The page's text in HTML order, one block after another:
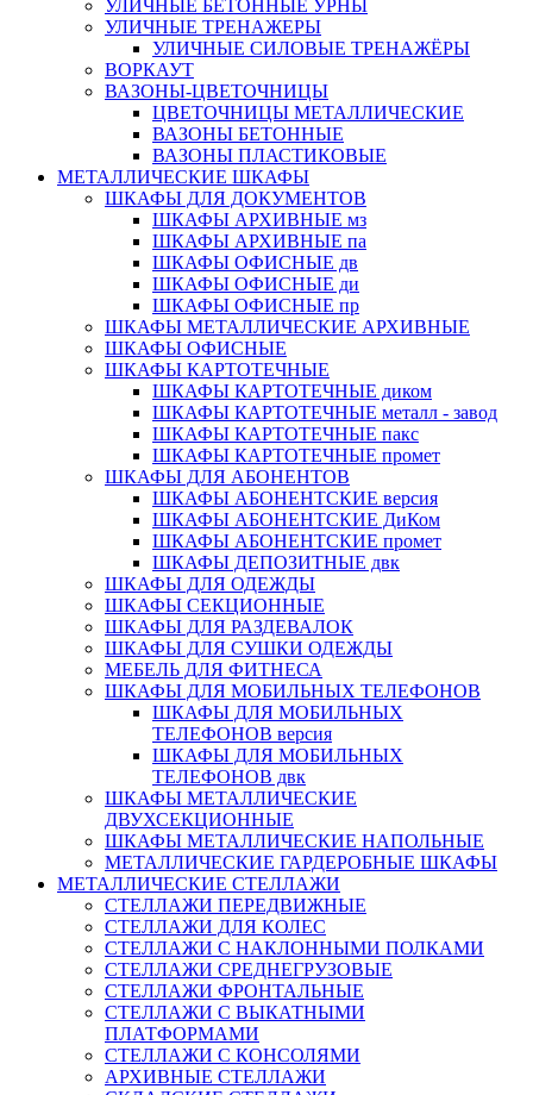
УЛИЧНЫЕ БЕТОННЫЕ УРНЫ
УЛИЧНЫЕ ТРЕНАЖЕРЫ
УЛИЧНЫЕ СИЛОВЫЕ ТРЕНАЖЁРЫ
ВОРКАУТ
ВАЗОНЫ-ЦВЕТОЧНИЦЫ
ЦВЕТОЧНИЦЫ МЕТАЛЛИЧЕСКИЕ
ВАЗОНЫ БЕТОННЫЕ
ВАЗОНЫ ПЛАСТИКОВЫЕ
МЕТАЛЛИЧЕСКИЕ ШКАФЫ
ШКАФЫ ДЛЯ ДОКУМЕНТОВ
ШКАФЫ АРХИВНЫЕ мз
ШКАФЫ АРХИВНЫЕ па
ШКАФЫ ОФИСНЫЕ дв
ШКАФЫ ОФИСНЫЕ ди
ШКАФЫ ОФИСНЫЕ пр
ШКАФЫ МЕТАЛЛИЧЕСКИЕ АРХИВНЫЕ
ШКАФЫ ОФИСНЫЕ
ШКАФЫ КАРТОТЕЧНЫЕ
ШКАФЫ КАРТОТЕЧНЫЕ диком
ШКАФЫ КАРТОТЕЧНЫЕ металл - завод
ШКАФЫ КАРТОТЕЧНЫЕ пакс
ШКАФЫ КАРТОТЕЧНЫЕ промет
ШКАФЫ ДЛЯ АБОНЕНТОВ
ШКАФЫ АБОНЕНТСКИЕ версия
ШКАФЫ АБОНЕНТСКИЕ ДиКом
ШКАФЫ АБОНЕНТСКИЕ промет
ШКАФЫ ДЕПОЗИТНЫЕ двк
ШКАФЫ ДЛЯ ОДЕЖДЫ
ШКАФЫ СЕКЦИОННЫЕ
ШКАФЫ ДЛЯ РАЗДЕВАЛОК
ШКАФЫ ДЛЯ СУШКИ ОДЕЖДЫ
МЕБЕЛЬ ДЛЯ ФИТНЕСА
ШКАФЫ ДЛЯ МОБИЛЬНЫХ ТЕЛЕФОНОВ
ШКАФЫ ДЛЯ МОБИЛЬНЫХ
ТЕЛЕФОНОВ версия
ШКАФЫ ДЛЯ МОБИЛЬНЫХ
ТЕЛЕФОНОВ двк
ШКАФЫ МЕТАЛЛИЧЕСКИЕ
ДВУХСЕКЦИОННЫЕ
ШКАФЫ МЕТАЛЛИЧЕСКИЕ НАПОЛЬНЫЕ
МЕТАЛЛИЧЕСКИЕ ГАРДЕРОБНЫЕ ШКАФЫ
МЕТАЛЛИЧЕСКИЕ СТЕЛЛАЖИ
СТЕЛЛАЖИ ПЕРЕДВИЖНЫЕ
СТЕЛЛАЖИ ДЛЯ КОЛЕС
СТЕЛЛАЖИ С НАКЛОННЫМИ ПОЛКАМИ
СТЕЛЛАЖИ СРЕДНЕГРУЗОВЫЕ
СТЕЛЛАЖИ ФРОНТАЛЬНЫЕ
СТЕЛЛАЖИ С ВЫКАТНЫМИ
ПЛАТФОРМАМИ
СТЕЛЛАЖИ С КОНСОЛЯМИ
АРХИВНЫЕ СТЕЛЛАЖИ